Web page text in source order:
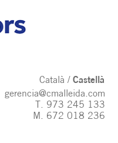
Català
Castellà
gerencia@cmalleida.com
T. 973 245 133
M. 672 018 236